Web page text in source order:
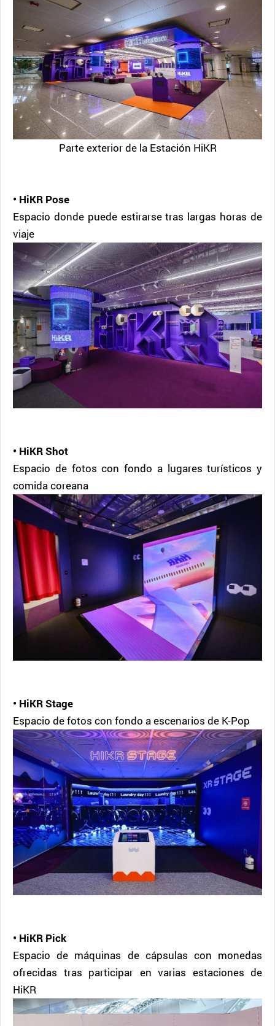
Parte exterior de la Estación HiKR
• HiKR Pose
Espacio donde puede estirarse tras largas horas de
viaje
• HiKR Shot
Espacio de fotos con fondo a lugares turísticos y
comida coreana
• HiKR Stage
Espacio de fotos con fondo a escenarios de K-Pop
• HiKR Pick
Espacio de máquinas de cápsulas con monedas
ofrecidas tras participar en varias estaciones de
HiKR